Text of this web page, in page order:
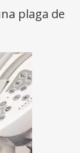
plaga de